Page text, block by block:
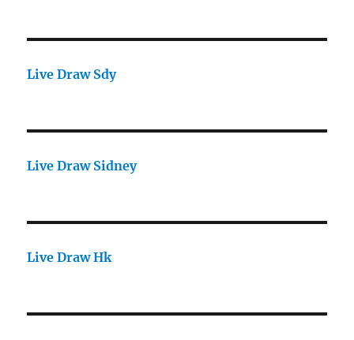
Live Draw Sdy
Live Draw Sidney
Live Draw Hk